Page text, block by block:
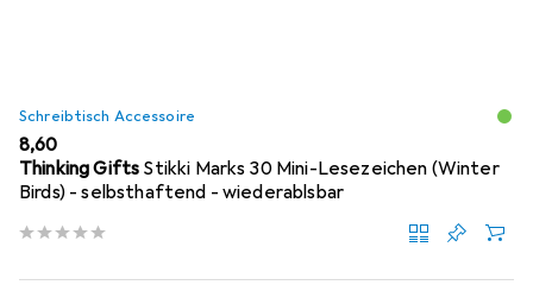
Schreibtisch Accessoire
EUR
8,60
Thinking Gifts Stikki Marks 30 Mini-Lesezeichen (Winter
Birds) - selbsthaftend - wiederablsbar